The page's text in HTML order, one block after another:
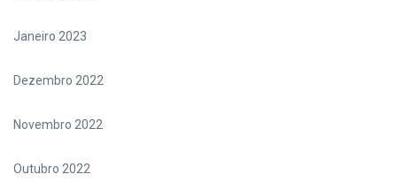
Janeiro 2023
Dezembro 2022
Novembro 2022
Outubro 2022